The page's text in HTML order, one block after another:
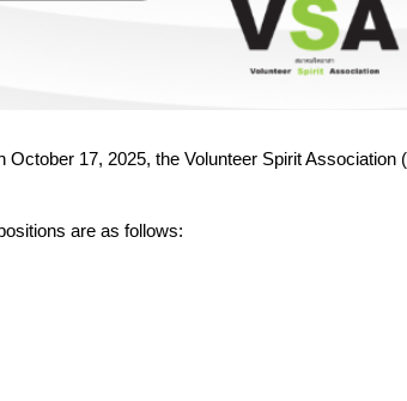
October 17, 2025, the Volunteer Spirit
are as follows: